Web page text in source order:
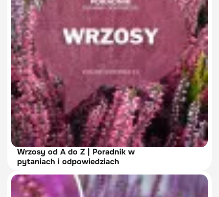
Wrzosy od A do Z | Poradnik w
pytaniach i odpowiedziach